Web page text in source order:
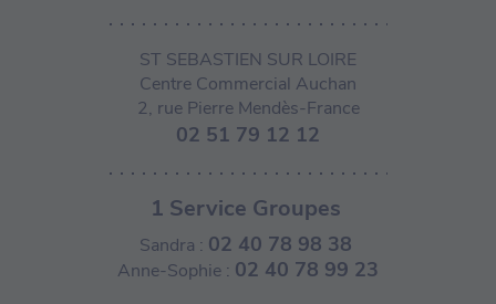
ST SEBASTIEN SUR LOIRE
Centre Commercial Auchan
2, rue Pierre Mendès-France
02 51 79 12 12
1 Service Groupes
Sandra : 02 40 78 98 38
Anne-Sophie : 02 40 78 99 23